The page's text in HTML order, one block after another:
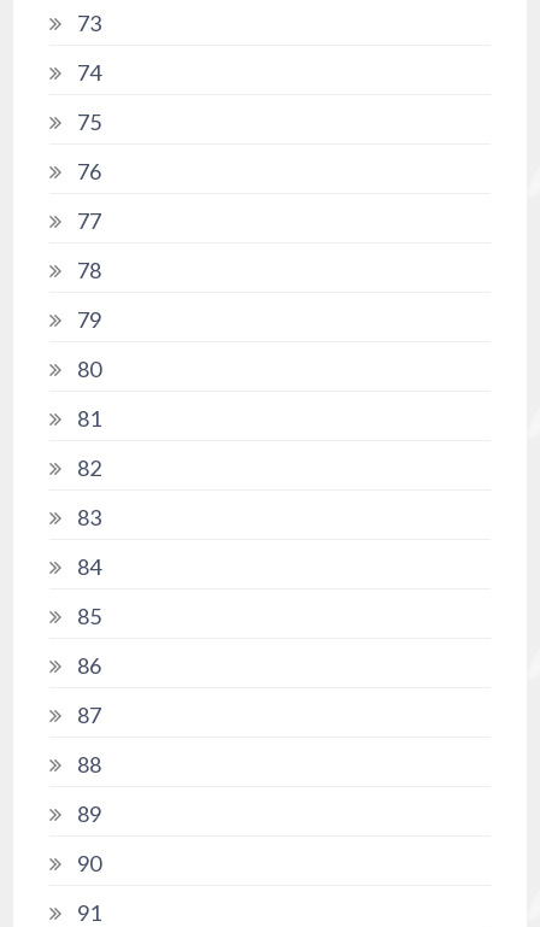
73
74
75
76
77
78
79
80
81
82
83
84
85
86
87
88
89
90
91